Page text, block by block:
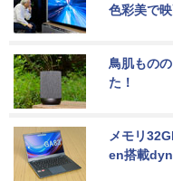
色彩美で
鳥肌もの
た！
メモリ
en搭載